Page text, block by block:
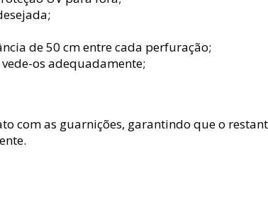
de 50 cm entre cada perfuração;
os adequadamente;
com as guarnições, garantindo que o